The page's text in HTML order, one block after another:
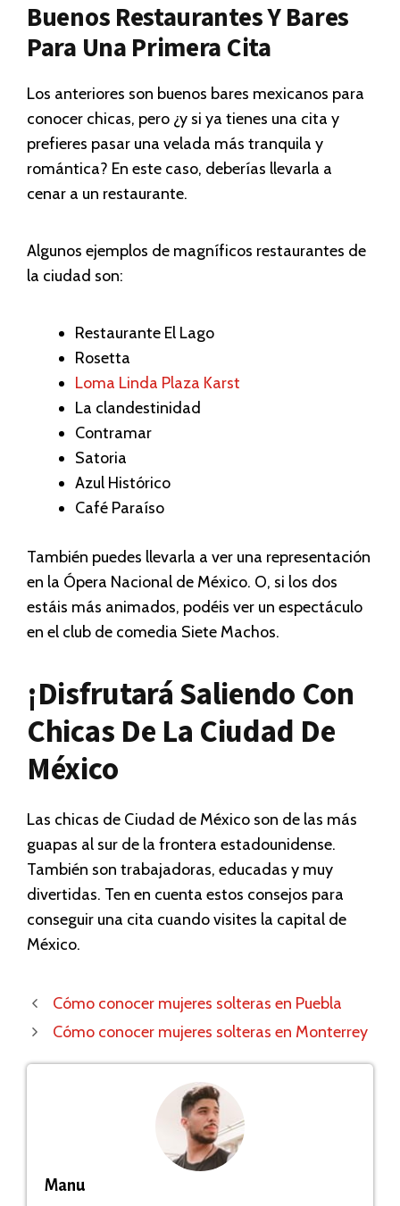
Buenos Restaurantes Y Bares
Para Una Primera Cita
Los anteriores son buenos bares mexicanos para
conocer chicas, pero ¿y si ya tienes una cita y
prefieres pasar una velada más tranquila y
romántica? En este caso, deberías llevarla a
cenar a un restaurante.
Algunos ejemplos de magníficos restaurantes de
la ciudad son:
Restaurante El Lago
Rosetta
Loma Linda Plaza Karst
La clandestinidad
Contramar
Satoria
Azul Histórico
Café Paraíso
También puedes llevarla a ver una representación
en la Ópera Nacional de México. O, si los dos
estáis más animados, podéis ver un espectáculo
en el club de comedia Siete Machos.
¡Disfrutará Saliendo Con
Chicas De La Ciudad De
México
Las chicas de Ciudad de México son de las más
guapas al sur de la frontera estadounidense.
También son trabajadoras, educadas y muy
divertidas. Ten en cuenta estos consejos para
conseguir una cita cuando visites la capital de
México.
Cómo conocer mujeres solteras en Puebla
Cómo conocer mujeres solteras en Monterrey
Manu